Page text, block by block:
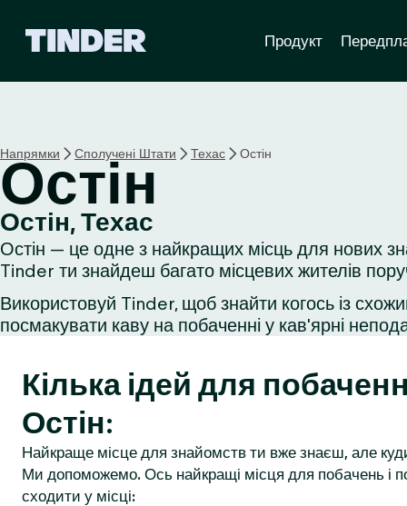
а
с
р
і
н
а
T
d
e
Продукт
Напрямки Сполучені Штати Техас Остін
Остін
Остін, Техас
Остін — це одне з найкращих місць для нових
Tinder ти знайдеш багато місцевих жителів
Використовуй Tinder, щоб знайти когось із
посмакувати каву на побаченні у кав'ярні
Кілька ідей для
Остін:
Найкраще місце для знайомств ти вже знаєш, але
Ми допоможемо. Ось найкращі місця для побачень і
сходити у місці: